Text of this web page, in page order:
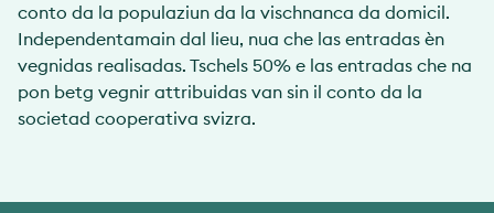
conto da la populaziun da la vischnanca da domicil.
Independentamain dal lieu, nua che las entradas èn
vegnidas realisadas. Tschels 50% e las entradas che na
pon betg vegnir attribuidas van sin il conto da la
societad cooperativa svizra.